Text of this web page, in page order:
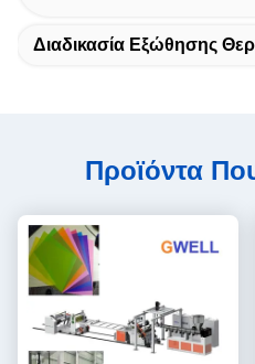
Διαδικασία Εξώθησης
Προϊόντα